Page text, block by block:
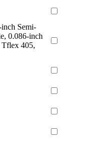
Semi-
0.086-inch
Tflex 405,